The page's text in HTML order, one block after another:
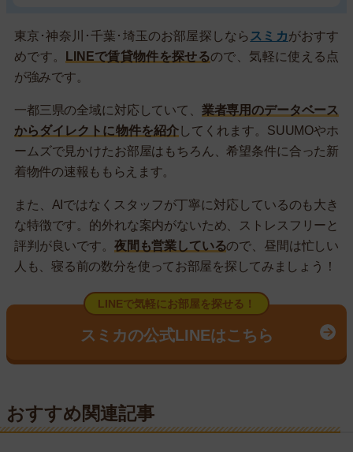
東京･神奈川･千葉･埼玉のお部屋探しなら スミカがおすす
めです。
LINEで賃貸物件を探せるので、気軽に使える点
が強みです。
一都三県の全域に対応していて、 業者専用のデータベース
からダイレクトに物件を紹介してくれます。SUUMOやホ
ームズで見かけたお部屋はもちろん、希望条件に合った新
着物件の速報ももらえます。
また、AIではなくスタッフが丁寧に対応しているのも大き
な特徴です。的外れな案内がないため、ストレスフリーと
評判が良いです。 夜間も営業しているので、昼間は忙しい
人も、寝る前の数分を使ってお部屋を探してみましょう！
LINEで気軽にお部屋を探せる！
スミカの公式LINEはこちら
おすすめ関連記事